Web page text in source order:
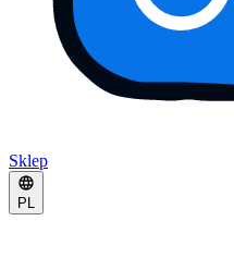
Sklep
PL